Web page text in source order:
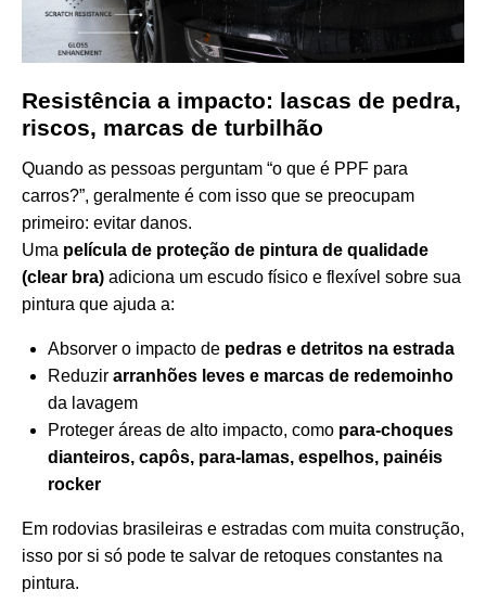
Resistência a impacto: lascas de pedra,
riscos, marcas de turbilhão
Quando as pessoas perguntam “o que é PPF para
carros?”, geralmente é com isso que se preocupam
primeiro: evitar danos.
Uma película de proteção de pintura de qualidade
(clear bra) adiciona um escudo físico e flexível sobre sua
pintura que ajuda a:
Absorver o impacto de pedras e detritos na estrada
Reduzir arranhões leves e marcas de redemoinho
da lavagem
Proteger áreas de alto impacto, como para-choques
dianteiros, capôs, para-lamas, espelhos, painéis
rocker
Em rodovias brasileiras e estradas com muita construção,
isso por si só pode te salvar de retoques constantes na
pintura.